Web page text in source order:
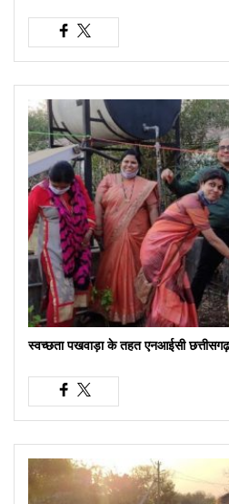
स्वच्छता पखवाड़ा के तहत एनआईसी छत्तीसगढ़